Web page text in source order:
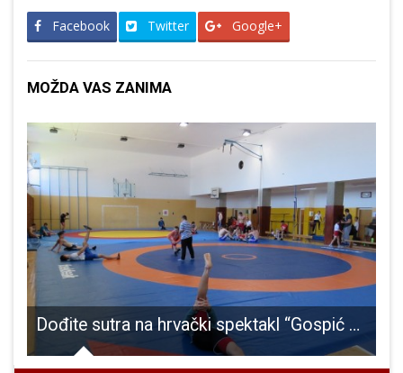
Facebook Twitter Google+
MOŽDA VAS ZANIMA
Dođite sutra na hrvački spektakl “Gospić open”!